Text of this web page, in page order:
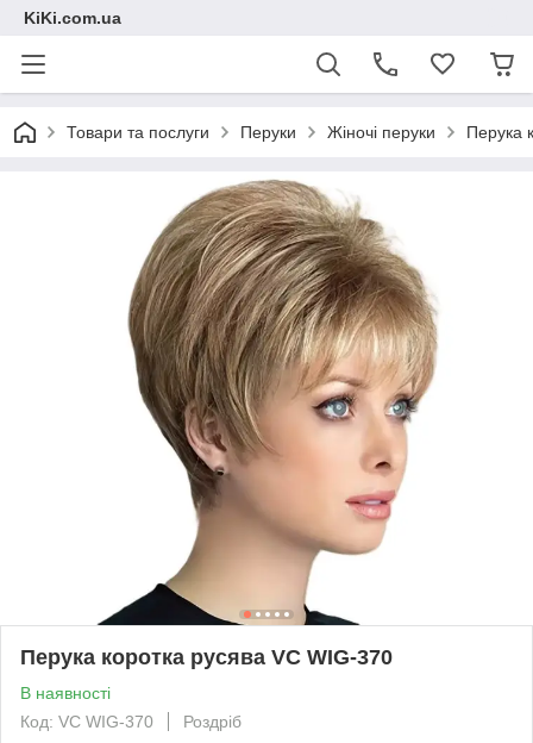
KiKi.com.ua
Товари та послуги Перуки Жіночі перуки Перука
Перука коротка русява VC WIG-370
В наявності
Код: VC WIG-370
Роздріб